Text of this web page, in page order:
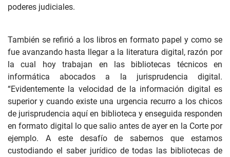
poderes judiciales.
También se refirió a los libros en formato papel y como se
fue avanzando hasta llegar a la literatura digital, razón por
la cual hoy trabajan en las bibliotecas técnicos en
informática abocados a la jurisprudencia digital.
“Evidentemente la velocidad de la información digital es
superior y cuando existe una urgencia recurro a los chicos
de jurisprudencia aquí en biblioteca y enseguida responden
en formato digital lo que salio antes de ayer en la Corte por
ejemplo. A este desafío de sabernos que estamos
custodiando el saber jurídico de todas las bibliotecas de